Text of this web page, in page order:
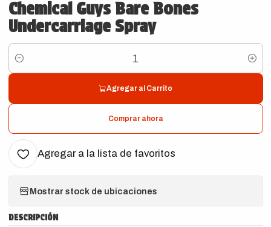
Chemical Guys Bare Bones
Undercarriage Spray
Cantidad
Agregar al Carrito
Comprar ahora
Agregar a la lista de favoritos
Mostrar stock de ubicaciones
DESCRIPCIÓN